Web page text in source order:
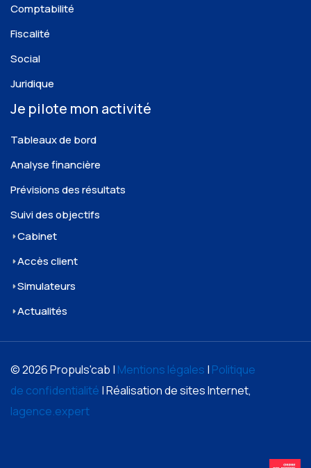
Comptabilité
Fiscalité
Social
Juridique
Je pilote mon activité
Tableaux de bord
Analyse financière
Prévisions des résultats
Suivi des objectifs
Cabinet
Accès client
Simulateurs
Actualités
© 2026 Propuls'cab | Mentions légales | Politique
de confidentialité | Réalisation de sites Internet,
lagence.expert